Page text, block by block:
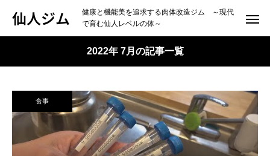
仙人ジム
健康と機能美を追求する肉体改造ジム ～現代
で育む仙人レベルの体～
2022年 7月の記事一覧
食事